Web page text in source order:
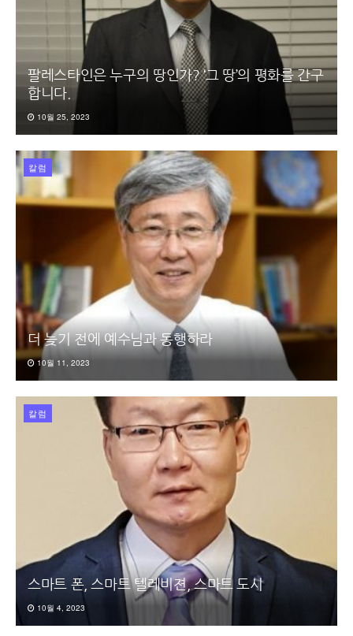
팔레스타인은 누구의 땅인가? ‘그 땅’의 평화를 간구
합니다.
10월 25, 2023
칼럼
더 늦기 전에 예수님과 동행하라
10월 11, 2023
칼럼
스마트 폰, 스마트 텔레비젼, 스마트 도시
10월 4, 2023